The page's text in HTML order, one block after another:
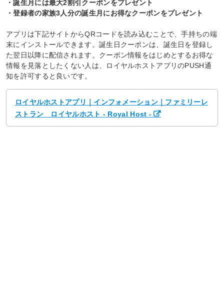
・誕生月には最大2割引クーポンをプレゼント
・登録者の家族3人分の誕生月にお得なクーポンをプレゼント
アプリは下記サイトからQRコードを読み込むことで、手持ちの端
末にインストールできます。誕生日クーポンは、誕生日を登録し
た翌日以降に配信されます。クーポン情報をはじめとするお得な
情報を見落としたくない人は、ロイヤルホストアプリのPUSH通
知を許可すると良いです。
ロイヤルホストアプリ｜インフォメーション｜ファミリーレ
ストラン ロイヤルホスト - Royal Host -